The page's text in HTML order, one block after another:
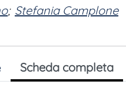
; Stefania Camplone
Scheda completa